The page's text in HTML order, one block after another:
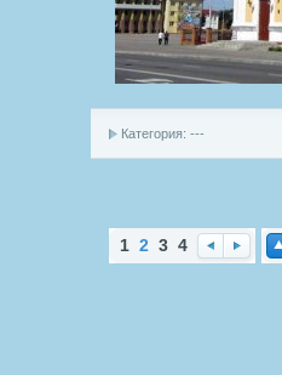
Категория: ---
1 2 3 4